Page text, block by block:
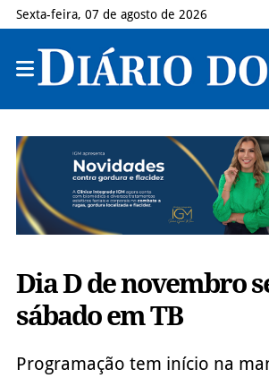
Sexta-feira, 07 de agosto de 2026
Dia D de novembro
sábado em TB
Programação tem início na